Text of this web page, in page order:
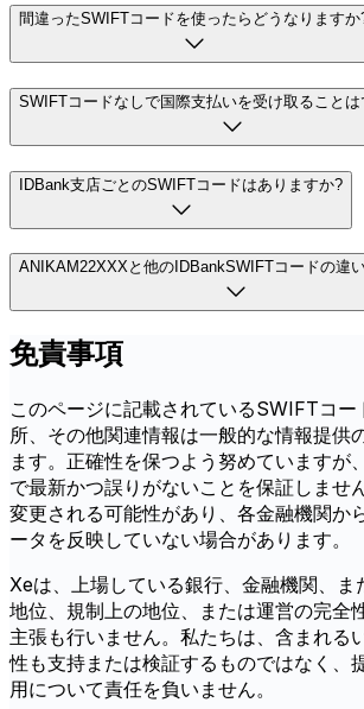
間違ったSWIFTコードを使ったらどうなりますか
SWIFTコードなしで国際支払いを受け取ること
IDBank支店ごとのSWIFTコードはありますか?
ANIKAM22XXXと他のIDBankSWIFTコードの違
免責事項
このページに記載されているSWIFTコー
所、その他関連情報は一般的な情報提供
ます。正確性を保つよう努めていますが
で最新かつ誤りがないことを保証しませ
変更される可能性があり、各金融機関か
ータを反映していない場合があります。
Xeは、上場している銀行、金融機関、ま
地位、規制上の地位、または運営の完全
主張も行いません。私たちは、含まれる
性も支持または検証するものではなく、
用について責任を負いません。